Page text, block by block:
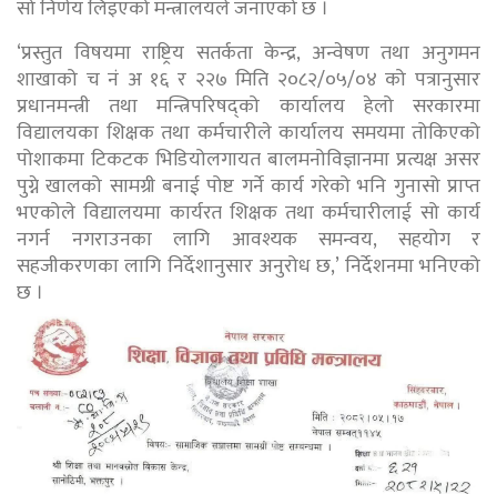
सो निर्णय लिइएको मन्त्रालयले जनाएको छ ।
‘प्रस्तुत विषयमा राष्ट्रिय सतर्कता केन्द्र, अन्वेषण तथा अनुगमन
शाखाको च नं अ १६ र २२७ मिति २०८२/०५/०४ को पत्रानुसार
प्रधानमन्त्री तथा मन्त्रिपरिषद्को कार्यालय हेलो सरकारमा
विद्यालयका शिक्षक तथा कर्मचारीले कार्यालय समयमा तोकिएको
पोशाकमा टिकटक भिडियोलगायत बालमनोविज्ञानमा प्रत्यक्ष असर
पुग्ने खालको सामग्री बनाई पोष्ट गर्ने कार्य गरेको भनि गुनासो प्राप्त
भएकोले विद्यालयमा कार्यरत शिक्षक तथा कर्मचारीलाई सो कार्य
नगर्न नगराउनका लागि आवश्यक समन्वय, सहयोग र
सहजीकरणका लागि निर्देशानुसार अनुरोध छ,’ निर्देशनमा भनिएको
छ ।